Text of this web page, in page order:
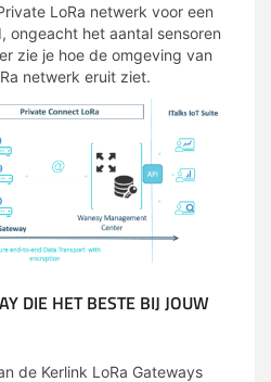
LoRa netwerk voor een
ongeacht het aantal sensoren
zie je hoe de omgeving van
netwerk eruit ziet.
DIE HET BESTE BIJ JOUW
de Kerlink LoRa Gateways